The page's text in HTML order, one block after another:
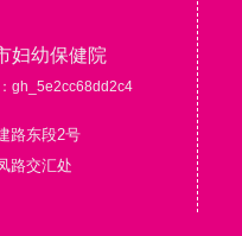
妇幼保健院
gh_5e2cc68dd2c4
路东段2号
路交汇处